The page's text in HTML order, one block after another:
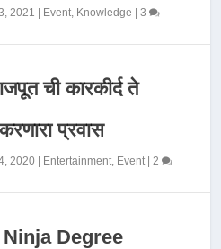
2021 Event, Knowledge |3
ची कारकीर्द ते
प्रवास
2020 Entertainment, Event|2
Degree